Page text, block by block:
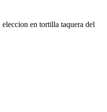
en tortilla taquera del